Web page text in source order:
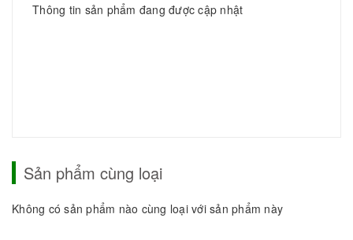
Thông tin sản phẩm đang được cập nhật
Sản phẩm cùng loại
Không có sản phẩm nào cùng loại với sản phẩm này